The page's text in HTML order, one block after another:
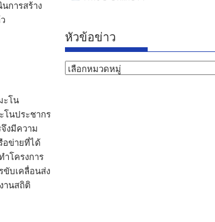
การสร้าง
ะโน
โนประชากร
งมีความ
อข่ายที่ได้
โครงการ
ขับเคลื่อนส่ง
านสถิติ
หัวข้อข่าว
หัวข้อ